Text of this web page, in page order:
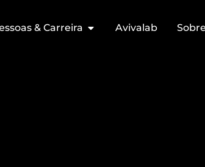
& Carreira Avivalab